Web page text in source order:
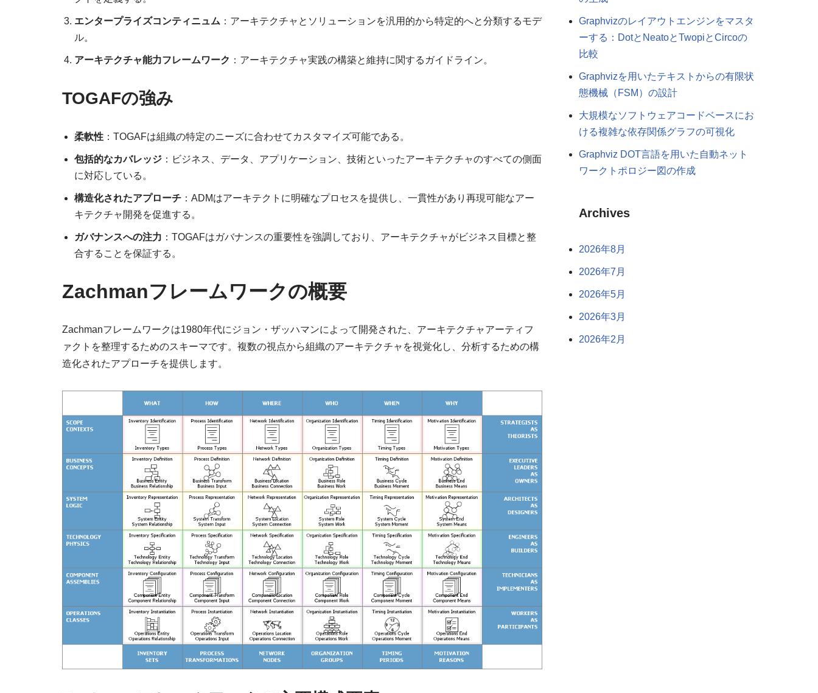
エンタープライズコンティニュム ：アーキテクチャとソリューションを汎用的から特定的へと分類するモデ
ル。
アーキテクチャ能力フレームワーク ：アーキテクチャ実践の構築と維持に関するガイドライン。
TOGAFの強み
柔軟性 ：TOGAFは組織の特定のニーズに合わせてカスタマイズ可能である。
包括的なカバレッジ ：ビジネス、データ、アプリケーション、技術といったアーキテクチャのすべての側面
に対応している。
構造化されたアプローチ ：ADMはアーキテクトに明確なプロセスを提供し、一貫性があり再現可能なアー
キテクチャ開発を促進する。
ガバナンスへの注力 ：TOGAFはガバナンスの重要性を強調しており、アーキテクチャがビジネス目標と整
合することを保証する。
Zachmanフレームワークの概要
Zachmanフレームワークは1980年代にジョン・ザッハマンによって開発された、アーキテクチャアーティフ
ァクトを整理するためのスキーマです。複数の視点から組織のアーキテクチャを視覚化し、分析するための構
造化されたアプローチを提供します。
Graphvizのレイアウトエンジンをマスタ
ーする：DotとNeatoとTwopiとCircoの
比較
Graphvizを用いたテキストからの有限状
態機械（FSM）の設計
大規模なソフトウェアコードベースにお
ける複雑な依存関係グラフの可視化
Graphviz DOT言語を用いた自動ネット
ワークトポロジー図の作成
Archives
2026年8月
2026年7月
2026年5月
2026年3月
2026年2月